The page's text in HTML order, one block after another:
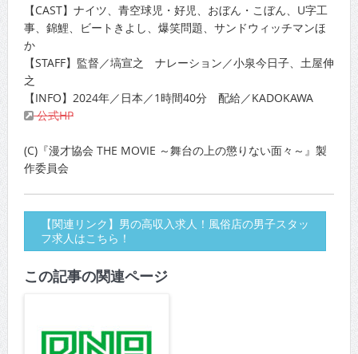
【CAST】ナイツ、青空球児・好児、おぼん・こぼん、U字工
事、錦鯉、ビートきよし、爆笑問題、サンドウィッチマンほ
か
【STAFF】監督／塙宣之 ナレーション／小泉今日子、土屋伸
之
【INFO】2024年／日本／1時間40分 配給／KADOKAWA
公式HP
(C)『漫才協会 THE MOVIE ～舞台の上の懲りない面々～』製
作委員会
【関連リンク】男の高収入求人！風俗店の男子スタッ
フ求人はこちら！
この記事の関連ページ